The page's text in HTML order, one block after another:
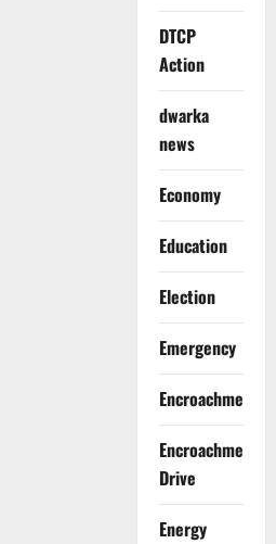
DTCP
Action
dwarka
news
Economy
Education
Election
Emergency
Encroachment
Encroachment
Drive
Energy